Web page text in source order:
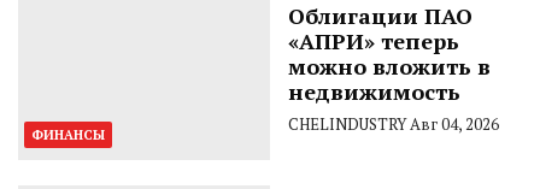
ФИНАНСЫ
Облигации ПАО
«АПРИ» теперь
можно вложить в
недвижимость
CHELINDUSTRYАвг 04, 2026